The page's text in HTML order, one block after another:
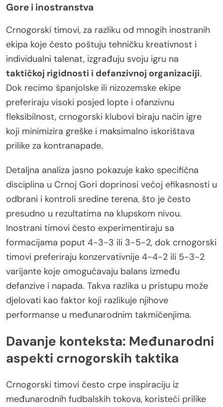
Gore i inostranstva
Crnogorski timovi, za razliku od mnogih inostranih
ekipa koje često poštuju tehničku kreativnost i
individualni talenat, izgrađuju svoju igru na
taktičkoj rigidnosti i defanzivnoj organizaciji.
Dok recimo španjolske ili nizozemske ekipe
preferiraju visoki posjed lopte i ofanzivnu
fleksibilnost, crnogorski klubovi biraju način igre
koji minimizira greške i maksimalno iskorištava
prilike za kontranapade.
Detaljna analiza jasno pokazuje kako specifična
disciplina u Crnoj Gori doprinosi većoj efikasnosti u
odbrani i kontroli sredine terena, što je često
presudno u rezultatima na klupskom nivou.
Inostrani timovi često experimentiraju sa
formacijama poput 4-3-3 ili 3-5-2, dok crnogorski
timovi preferiraju konzervativnije 4-4-2 ili 5-3-2
varijante koje omogućavaju balans između
defanzive i napada. Takva razlika u pristupu može
djelovati kao faktor koji razlikuje njihove
performanse u međunarodnim takmičenjima.
Davanje konteksta: Međunarodni
aspekti crnogorskih taktika
Crnogorski timovi često crpe inspiraciju iz
međunarodnih fudbalskih tokova, koristeći prilike